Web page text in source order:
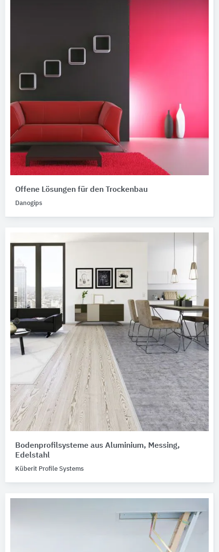
Offene Lösungen für den Trockenbau
Danogips
Bodenprofilsysteme aus Aluminium, Messing,
Edelstahl
Küberit Profile Systems